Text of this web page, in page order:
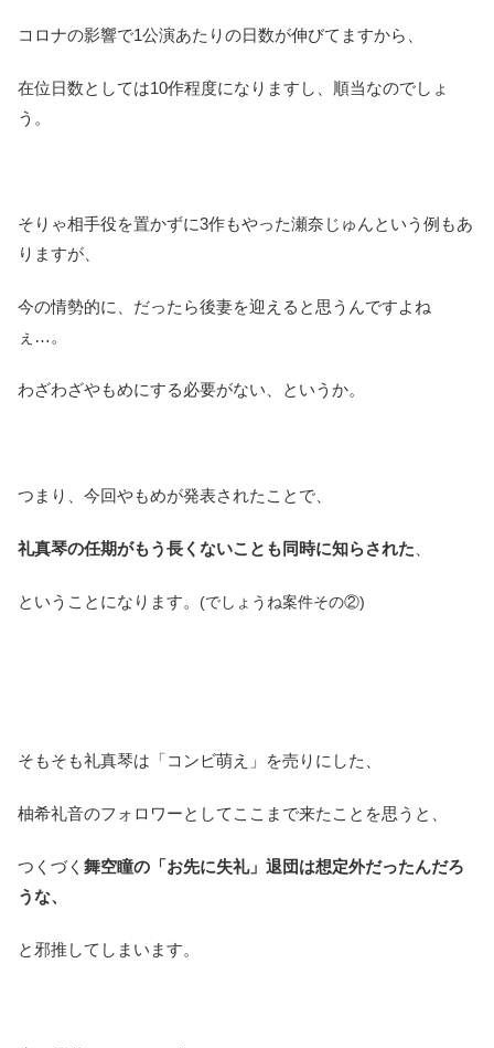
コロナの影響で1公演あたりの日数が伸びてますから、
在位日数としては10作程度になりますし、順当なのでしょ
う。
そりゃ相手役を置かずに3作もやった瀬奈じゅんという例もあ
りますが、
今の情勢的に、だったら後妻を迎えると思うんですよね
ぇ…。
わざわざやもめにする必要がない、というか。
つまり、今回やもめが発表されたことで、
礼真琴の任期がもう長くないことも同時に知らされた
ということになります。 (でしょうね案件その②)
そもそも礼真琴は「コンビ萌え」を売りにした、
柚希礼音のフォロワーとしてここまで来たことを思うと、
つくづく 舞空瞳の「お先に失礼」退団は想定外だったんだろ
うな、
と邪推してしまいます。